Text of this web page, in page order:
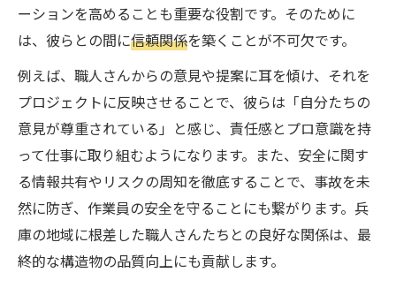
ーションを高めることも重要な役割です。そのために
は、彼らとの間に信頼関係を築くことが不可欠です。
例えば、職人さんからの意見や提案に耳を傾け、それを
プロジェクトに反映させることで、彼らは「自分たちの
意見が尊重されている」と感じ、責任感とプロ意識を持
って仕事に取り組むようになります。また、安全に関す
る情報共有やリスクの周知を徹底することで、事故を未
然に防ぎ、作業員の安全を守ることにも繋がります。兵
庫の地域に根差した職人さんたちとの良好な関係は、最
終的な構造物の品質向上にも貢献します。